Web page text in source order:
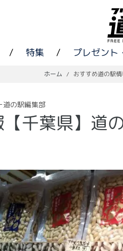
/ 特集 / プレゼント
ホーム / おすすめ道の駅
道の駅編集部
千葉県】道